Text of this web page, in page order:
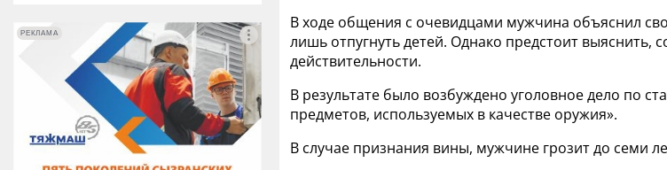
РЕКЛАМА
РЕКЛАМА
В ходе общения с очевидцами мужчина объяснил
лишь отпугнуть детей. Однако предстоит выяснить,
действительности.
В результате было возбуждено уголовное дело по
предметов, используемых в качестве оружия».
В случае признания вины, мужчине грозит до семи